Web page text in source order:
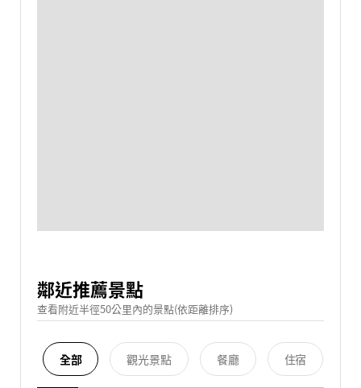
鄰近推薦景點
查看附近半徑50公里內的景點(依距離排序)
全部 觀光景點 餐廳 住宿